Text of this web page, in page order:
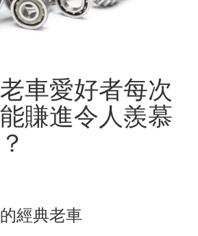
車愛好者每次
賺進令人羨慕
經典老車